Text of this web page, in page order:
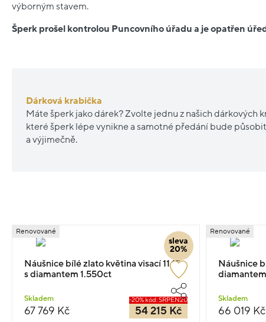
výborným stavem.
Šperk prošel kontrolou Puncovního úřadu a je opatřen
Dárková krabička
Máte šperk jako dárek? Zvolte jednu z našich dárkových
které šperk lépe vynikne a samotné předání bude
a výjimečně.
sleva
20%
Renovované
Náušnice bílé zlato květina visací 11.15g
s diamantem 1.550ct
Skladem
67 769 Kč
-20% kód: SRPEN20
54 215 Kč
Renovované
Náušnice
Skladem
66 019 Kč